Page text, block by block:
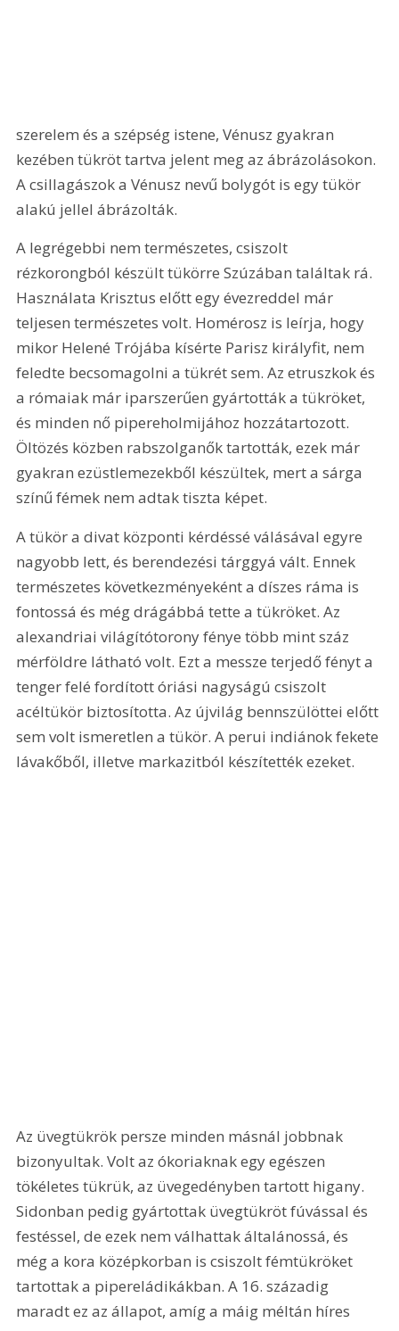
szerelem és a szépség istene, Vénusz gyakran
kezében tükröt tartva jelent meg az ábrázolásokon.
A csillagászok a Vénusz nevű bolygót is egy tükör
alakú jellel ábrázolták.
A legrégebbi nem természetes, csiszolt
rézkorongból készült tükörre Szúzában találtak rá.
Használata Krisztus előtt egy évezreddel már
teljesen természetes volt. Homérosz is leírja, hogy
mikor Helené Trójába kísérte Parisz királyfit, nem
feledte becsomagolni a tükrét sem. Az etruszkok és
a rómaiak már iparszerűen gyártották a tükröket,
és minden nő pipereholmijához hozzátartozott.
Öltözés közben rabszolganők tartották, ezek már
gyakran ezüstlemezekből készültek, mert a sárga
színű fémek nem adtak tiszta képet.
A tükör a divat központi kérdéssé válásával egyre
nagyobb lett, és berendezési tárggyá vált. Ennek
természetes következményeként a díszes ráma is
fontossá és még drágábbá tette a tükröket. Az
alexandriai világítótorony fénye több mint száz
mérföldre látható volt. Ezt a messze terjedő fényt a
tenger felé fordított óriási nagyságú csiszolt
acéltükör biztosította. Az újvilág bennszülöttei előtt
sem volt ismeretlen a tükör. A perui indiánok fekete
lávakőből, illetve markazitból készítették ezeket.
Az üvegtükrök persze minden másnál jobbnak
bizonyultak. Volt az ókoriaknak egy egészen
tökéletes tükrük, az üvegedényben tartott higany.
Sidonban pedig gyártottak üvegtükröt fúvással és
festéssel, de ezek nem válhattak általánossá, és
még a kora középkorban is csiszolt fémtükröket
tartottak a pipereládikákban. A 16. századig
maradt ez az állapot, amíg a máig méltán híres